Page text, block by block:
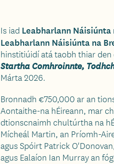
Is iad Leabharlann Náisiúnta
Leabharlann Náisiúnta na
hinstitiúidí atá taobh thiar
Startha Comhroinnte,
Márta 2026.
Bronnadh €750,000 ar an
Aontaithe-na hÉireann, mar
dtionscnaimh chultúrtha na
Mícheál Martin, an Príomh-
agus Spóirt Patrick
agus Ealaíon Ian Murray an